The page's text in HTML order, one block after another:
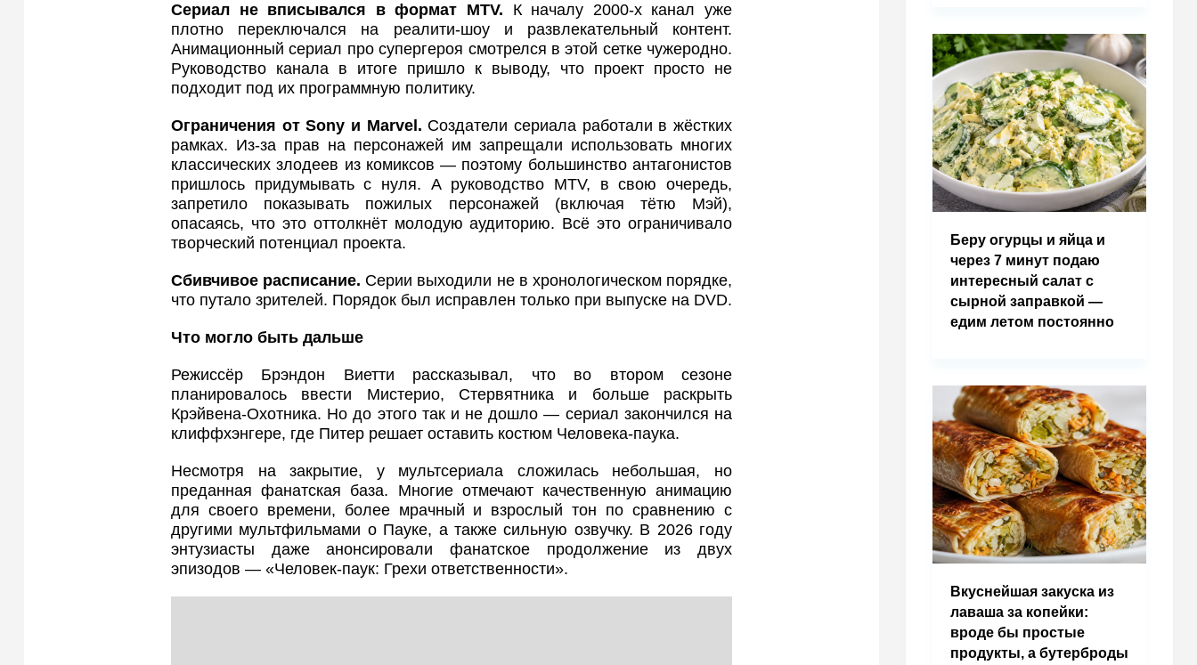
Сериал не вписывался в формат MTV. К началу 2000-х канал уже
плотно переключался на реалити-шоу и развлекательный контент.
Анимационный сериал про супергероя смотрелся в этой сетке чужеродно.
Руководство канала в итоге пришло к выводу, что проект просто не
подходит под их программную политику.
Ограничения от Sony и Marvel . Создатели сериала работали в жёстких
рамках. Из-за прав на персонажей им запрещали использовать многих
классических злодеев из комиксов — поэтому большинство антагонистов
пришлось придумывать с нуля. А руководство MTV, в свою очередь,
запретило показывать пожилых персонажей (включая тётю Мэй),
опасаясь, что это оттолкнёт молодую аудиторию. Всё это ограничивало
творческий потенциал проекта.
Сбивчивое расписание. Серии выходили не в хронологическом порядке,
что путало зрителей. Порядок был исправлен только при выпуске на DVD.
Что могло быть дальше
Режиссёр Брэндон Виетти рассказывал, что во втором сезоне
планировалось ввести Мистерио, Стервятника и больше раскрыть
Крэйвена-Охотника. Но до этого так и не дошло — сериал закончился на
клиффхэнгере, где Питер решает оставить костюм Человека-паука.
Несмотря на закрытие, у мультсериала сложилась небольшая, но
преданная фанатская база. Многие отмечают качественную анимацию
для своего времени, более мрачный и взрослый тон по сравнению с
другими мультфильмами о Пауке, а также сильную озвучку. В 2026 году
энтузиасты даже анонсировали фанатское продолжение из двух
эпизодов — «Человек-паук: Грехи ответственности».
Беру огурцы и яйца и
через 7 минут подаю
интересный салат с
сырной заправкой —
едим летом постоянно
Вкуснейшая закуска из
лаваша за копейки:
вроде бы простые
продукты, а бутерброды